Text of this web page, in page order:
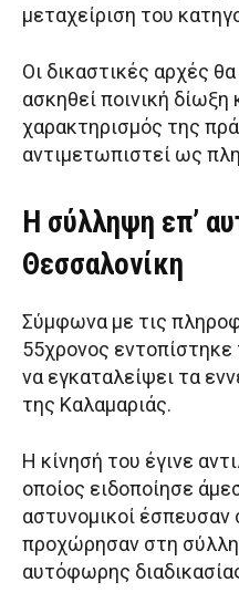
μεταχείριση του
Οι δικαστικές αρχές
ασκηθεί ποινική δίωξη
χαρακτηρισμός της
αντιμετωπιστεί ως
Η σύλληψη επ’
Θεσσαλονίκη
Σύμφωνα με τις
55χρονος
να εγκαταλείψει τα
της Καλαμαριάς.
Η κίνησή του έγινε
οποίος ειδοποίησε
αστυνομικοί έσπευσαν
προχώρησαν στη
αυτόφωρης